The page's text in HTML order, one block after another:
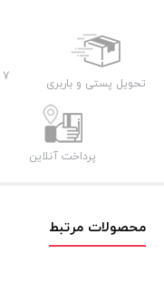
تحویل پستی و باربری
پرداخت آنلاین
محصولات مرتبط